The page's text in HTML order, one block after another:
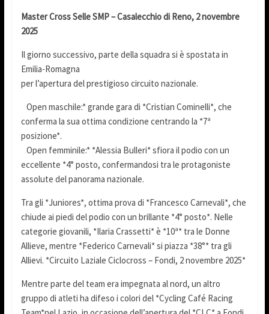
Master Cross Selle SMP – Casalecchio di Reno, 2 novembre
2025
Il giorno successivo, parte della squadra si è spostata in
Emilia-Romagna
per l’apertura del prestigioso circuito nazionale.
Open maschile:* grande gara di *Cristian Cominelli*, che
conferma la sua ottima condizione centrando la *7ª
posizione*.
Open femminile:* *Alessia Bulleri* sfiora il podio con un
eccellente *4° posto, confermandosi tra le protagoniste
assolute del panorama nazionale.
Tra gli *Juniores*, ottima prova di *Francesco Carnevali*, che
chiude ai piedi del podio con un brillante *4° posto*. Nelle
categorie giovanili, *Ilaria Crassetti* è *10ª* tra le Donne
Allieve, mentre *Federico Carnevali* si piazza *38°* tra gli
Allievi. *Circuito Laziale Ciclocross – Fondi, 2 novembre 2025*
Mentre parte del team era impegnata al nord, un altro
gruppo di atleti ha difeso i colori del *Cycling Café Racing